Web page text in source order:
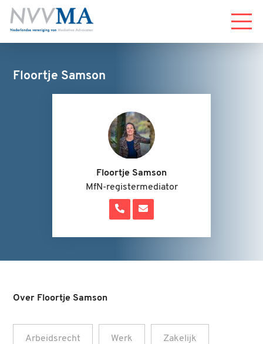
Menu
Floortje Samson
Floortje Samson
MfN-registermediator
Over Floortje Samson
Arbeidsrecht Werk Zakelijk